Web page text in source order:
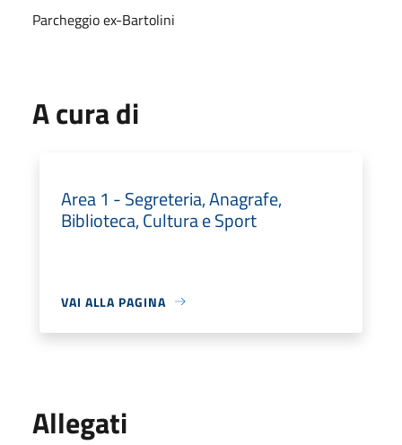
Parcheggio ex-Bartolini
A cura di
Area 1 - Segreteria, Anagrafe,
Biblioteca, Cultura e Sport
VAI ALLA PAGINA
Allegati